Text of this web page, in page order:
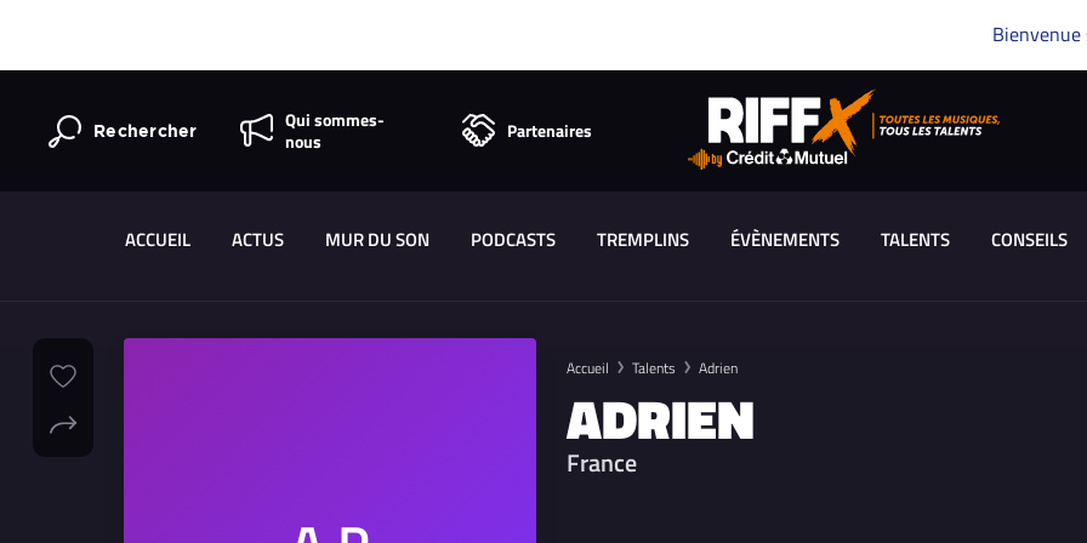
Bienvenue
Rechercher
Qui sommes-
nous
Partenaires
ACCUEIL ACTUS MUR DU SON PODCASTS TREMPLINS ÉVÈNEMENTS TALENTS CONSEILS
Accueil Talents Adrien
ADRIEN
France